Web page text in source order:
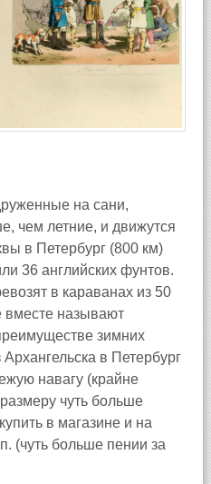
на сани,
чем летние, и движутся
в Петербург (800 км)
36 английских фунтов.
в караванах из 50
вместе называют
зимних
в Петербург
навагу (крайне
чуть больше
в магазине и на
(чуть больше пении за